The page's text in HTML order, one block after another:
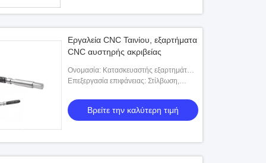
Εργαλεία CNC Ταινίου, εξαρτήματα
CNC αυστηρής ακριβείας
Ονομασία: Κατασκευαστής εξαρτημάτων
CNC ακριβείας
Επεξεργασία επιφάνειας: Στίλβωση,
επίστρωση, κ.λπ.
Βρείτε την καλύτερη τιμή